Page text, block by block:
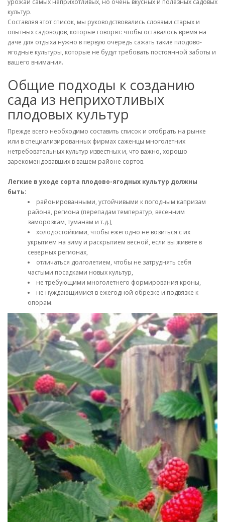
урожай самых неприхотливых, но очень вкусных и полезных садовых
культур.
Составляя этот список, мы руководствовались словами старых и
опытных садоводов, которые говорят: чтобы оставалось время на
даче для отдыха нужно в первую очередь сажать такие плодово-
ягодные культуры, которые не будут требовать постоянной заботы и
вашего внимания.
Общие подходы к созданию
сада из неприхотливых
плодовых культур
Прежде всего необходимо составить список и отобрать на рынке
или в специализированных фирмах саженцы многолетних
нетребовательных культур известных и, что важно, хорошо
зарекомендовавших в вашем районе сортов.
Легкие в уходе сорта плодово-ягодных культур должны
быть:
районированными, устойчивыми к погодным капризам
района, региона (перепадам температур, весенним
заморозкам, туманам и т.д.),
холодостойкими, чтобы ежегодно не возиться с их
укрытием на зиму и раскрытием весной, если вы живёте в
северных регионах,
отличаться долголетием, чтобы не затруднять себя
частыми посадками новых культур,
не требующими многолетнего формирования кроны,
не нуждающимися в ежегодной обрезке и подвязке к
опорам.